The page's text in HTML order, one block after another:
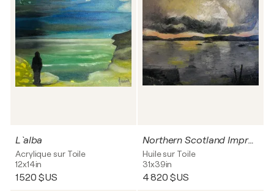
L `alba
Acrylique sur Toile
12x14in
1 520 $US
Northern Scotland Impression
Huile sur Toile
31x39in
4 820 $US